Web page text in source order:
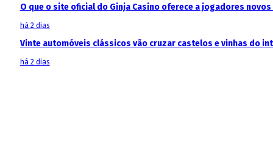
O que o site oficial do Ginja Casino oferece a jogadores
há 2 dias
Vinte automóveis clássicos vão cruzar castelos e vinhas do
há 2 dias